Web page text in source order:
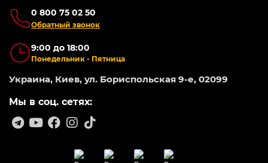
0 800 75 02 50
Обратный звонок
9:00 до 18:00
Понедельник - Пятница
Украина, Киев, ул. Бориспольская 9-е, 02099
Мы в соц. сетях: